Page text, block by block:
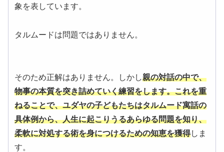
象を表しています。
タルムードは問題ではありません。
そのため正解はありません。しかし親の対話の中で、
物事の本質を突き詰めていく練習をします。これを重
ねることで、ユダヤの子どもたちはタルムード寓話の
具体例から、人生に起こりうるあらゆる問題を知り、
柔軟に対処する術を身につけるための知恵を獲得しま
す。